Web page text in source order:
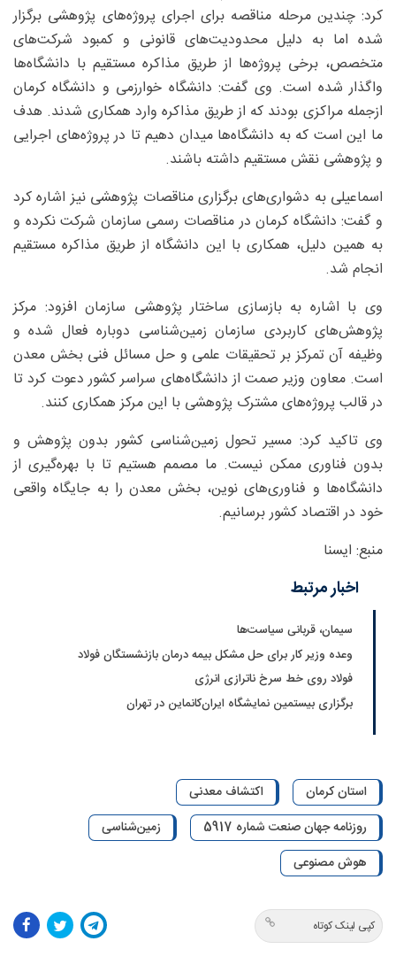
کرد: چندین مرحله مناقصه برای اجرای پروژه‌های پژوهشی برگزار
شده اما به دلیل محدودیت‌های قانونی و کمبود شرکت‌های
متخصص، برخی پروژه‌ها از طریق مذاکره مستقیم با دانشگاه‌ها
واگذار شده است. وی گفت: دانشگاه خوارزمی و دانشگاه کرمان
ازجمله مراکزی بودند که از طریق مذاکره وارد همکاری شدند. هدف
ما این است که به دانشگاه‌ها میدان دهیم تا در پروژه‌های اجرایی
و پژوهشی نقش مستقیم داشته باشند.
اسماعیلی به دشواری‌های برگزاری مناقصات پژوهشی نیز اشاره کرد
و گفت: دانشگاه کرمان در مناقصات رسمی سازمان شرکت نکرده و
به همین دلیل، همکاری با این دانشگاه از طریق مذاکره مستقیم
انجام شد.
وی با اشاره به بازسازی ساختار پژوهشی سازمان افزود: مرکز
پژوهش‌های کاربردی سازمان زمین‌شناسی دوباره فعال شده و
وظیفه‌ آن تمرکز بر تحقیقات علمی و حل مسائل فنی بخش معدن
است. معاون وزیر صمت از دانشگاه‌های سراسر کشور دعوت کرد تا
در قالب پروژه‌های مشترک پژوهشی با این مرکز همکاری کنند.
وی تاکید کرد: مسیر تحول زمین‌شناسی کشور بدون پژوهش و
بدون فناوری ممکن نیست. ما مصمم هستیم تا با بهره‌گیری از
دانشگاه‌ها و فناوری‌های نوین، بخش معدن را به جایگاه واقعی
خود در اقتصاد کشور برسانیم.
منبع: ایسنا
اخبار مرتبط
سیمان، قربانی سیاست‌ها
وعده وزیر کار برای حل مشکل بیمه درمان بازنشستگان فولاد
فولاد روی خط سرخ ناترازی انرژی
برگزاری بیستمین نمایشگاه ایران‌کانماین در تهران
استان کرمان
اکتشاف معدنی
روزنامه جهان صنعت شماره 5917
زمین‌شناسی
هوش مصنوعی
کپی لینک کوتاه